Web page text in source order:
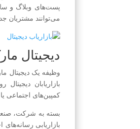
پست‌های وبلاگ و
می‌توانند مشتریان
دیجیتال
وظیفه یک دیجیتال
بازاریابان
کمپین‌های اجتماعی
بسته به شرکت،
بازاریابی رسانه‌های